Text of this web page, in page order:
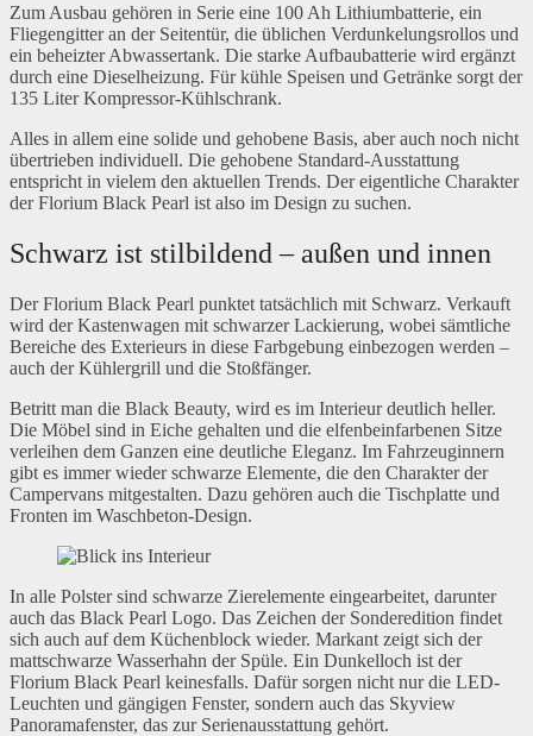
Zum Ausbau gehören in Serie eine 100 Ah Lithiumbatterie, ein
Fliegengitter an der Seitentür, die üblichen Verdunkelungsrollos und
ein beheizter Abwassertank. Die starke Aufbaubatterie wird ergänzt
durch eine Dieselheizung. Für kühle Speisen und Getränke sorgt der
135 Liter Kompressor-Kühlschrank.
Alles in allem eine solide und gehobene Basis, aber auch noch nicht
übertrieben individuell. Die gehobene Standard-Ausstattung
entspricht in vielem den aktuellen Trends. Der eigentliche Charakter
der Florium Black Pearl ist also im Design zu suchen.
Schwarz ist stilbildend – außen und innen
Der Florium Black Pearl punktet tatsächlich mit Schwarz. Verkauft
wird der Kastenwagen mit schwarzer Lackierung, wobei sämtliche
Bereiche des Exterieurs in diese Farbgebung einbezogen werden –
auch der Kühlergrill und die Stoßfänger.
Betritt man die Black Beauty, wird es im Interieur deutlich heller.
Die Möbel sind in Eiche gehalten und die elfenbeinfarbenen Sitze
verleihen dem Ganzen eine deutliche Eleganz. Im Fahrzeuginnern
gibt es immer wieder schwarze Elemente, die den Charakter der
Campervans mitgestalten. Dazu gehören auch die Tischplatte und
Fronten im Waschbeton-Design.
In alle Polster sind schwarze Zierelemente eingearbeitet, darunter
auch das Black Pearl Logo. Das Zeichen der Sonderedition findet
sich auch auf dem Küchenblock wieder. Markant zeigt sich der
mattschwarze Wasserhahn der Spüle. Ein Dunkelloch ist der
Florium Black Pearl keinesfalls. Dafür sorgen nicht nur die LED-
Leuchten und gängigen Fenster, sondern auch das Skyview
Panoramafenster, das zur Serienausstattung gehört.